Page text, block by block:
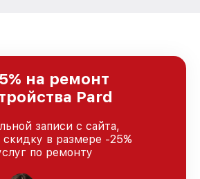
на ремонт
Pard
записи с сайта,
скидку в размере -25%
по ремонту